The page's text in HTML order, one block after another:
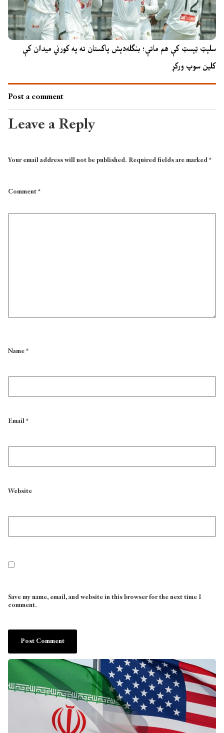
سلېټ ټېسټ کې هم ماتې؛ بنګله‌دېش پاکستان ته په کورني میدان کې
کلین سوپ ورکړ
Post a comment
Leave a Reply
Your email address will not be published.Required fields are marked*
Comment*
Name*
Email*
Website
Save my name, email, and website in this browser for the next time I
comment.